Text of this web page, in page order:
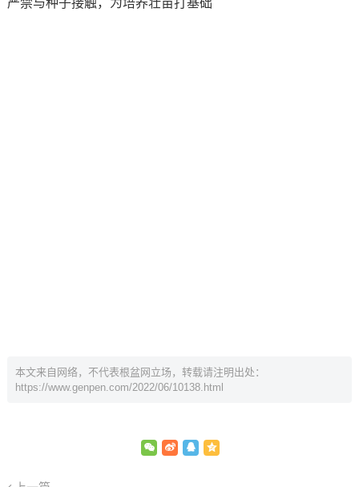
严禁与种子接触，为培养壮苗打基础
本文来自网络，不代表根盆网立场，转载请注明出处：
https://www.genpen.com/2022/06/10138.html